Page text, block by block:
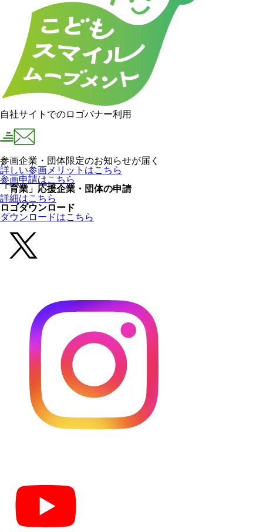
自社サイトでのロゴバナー利用
参画企業・団体限定のお知らせが届く
詳しい参画メリットはこちら
参画申請はこちら
「育業」応援企業・団体の申請
詳細はこちら
ロゴダウンロード
ダウンロードはこちら